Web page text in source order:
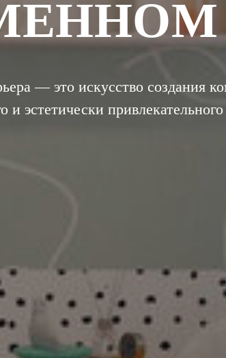
— это искусство создания
и эстетически